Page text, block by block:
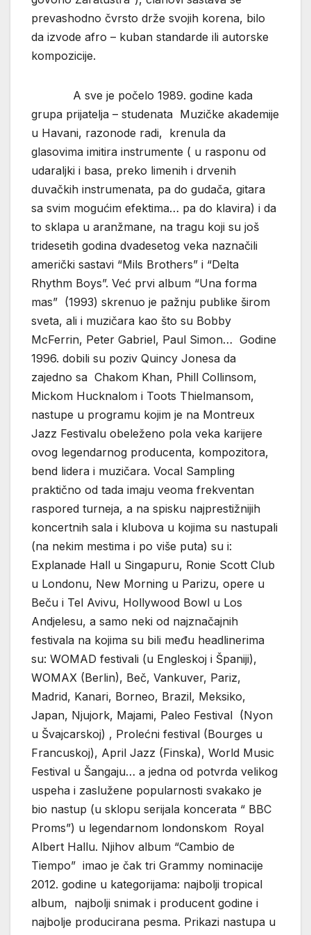
prevashodno čvrsto drže svojih korena, bilo
da izvode afro – kuban standarde ili autorske
kompozicije.
A sve je počelo 1989. godine kada
grupa prijatelja – studenata Muzičke akademije
u Havani, razonode radi, krenula da
glasovima imitira instrumente ( u rasponu od
udaraljki i basa, preko limenih i drvenih
duvačkih instrumenata, pa do gudača, gitara
sa svim mogućim efektima… pa do klavira) i da
to sklapa u aranžmane, na tragu koji su još
tridesetih godina dvadesetog veka naznačili
američki sastavi “Mils Brothers” i “Delta
Rhythm Boys”. Već prvi album “Una forma
mas” (1993) skrenuo je pažnju publike širom
sveta, ali i muzičara kao što su Bobby
McFerrin, Peter Gabriel, Paul Simon… Godine
1996. dobili su poziv Quincy Jonesa da
zajedno sa Chakom Khan, Phill Collinsom,
Mickom Hucknalom i Toots Thielmansom,
nastupe u programu kojim je na Montreux
Jazz Festivalu obeleženo pola veka karijere
ovog legendarnog producenta, kompozitora,
bend lidera i muzičara. Vocal Sampling
praktično od tada imaju veoma frekventan
raspored turneja, a na spisku najprestižnijih
koncertnih sala i klubova u kojima su nastupali
(na nekim mestima i po više puta) su i:
Explanade Hall u Singapuru, Ronie Scott Club
u Londonu, New Morning u Parizu, opere u
Beču i Tel Avivu, Hollywood Bowl u Los
Andjelesu, a samo neki od najznačajnih
festivala na kojima su bili među headlinerima
su: WOMAD festivali (u Engleskoj i Španiji),
WOMAX (Berlin), Beč, Vankuver, Pariz,
Madrid, Kanari, Borneo, Brazil, Meksiko,
Japan, Njujork, Majami, Paleo Festival (Nyon
u Švajcarskoj) , Prolećni festival (Bourges u
Francuskoj), April Jazz (Finska), World Music
Festival u Šangaju… a jedna od potvrda velikog
uspeha i zaslužene popularnosti svakako je
bio nastup (u sklopu serijala koncerata “ BBC
Proms”) u legendarnom londonskom Royal
Albert Hallu. Njihov album “Cambio de
Tiempo” imao je čak tri Grammy nominacije
2012. godine u kategorijama: najbolji tropical
album, najbolji snimak i producent godine i
najbolje producirana pesma. Prikazi nastupa u